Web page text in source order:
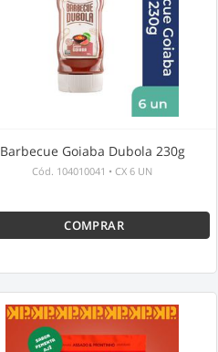
Barbecue Goiaba Dubola 230g
Cód. 104010041 •CX 6 UN
COMPRAR